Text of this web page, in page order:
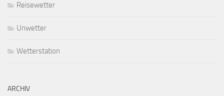
Reisewetter
Unwetter
Wetterstation
ARCHIV